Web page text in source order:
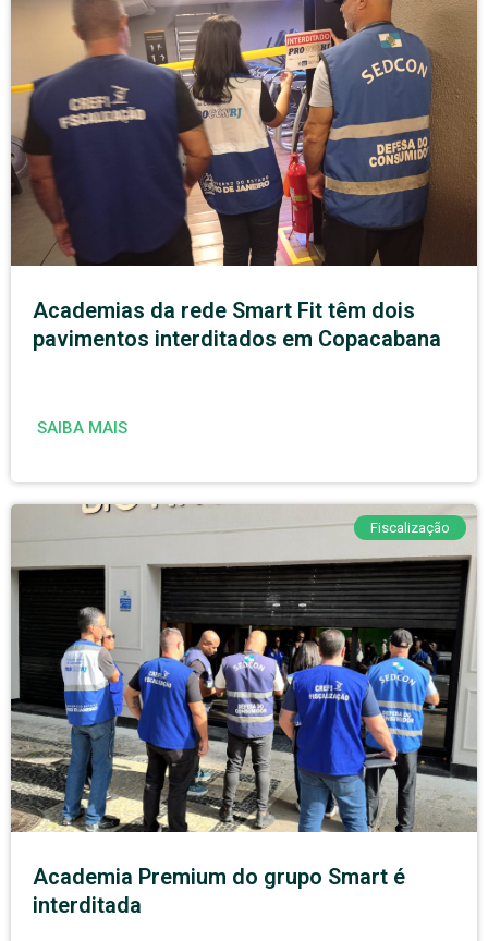
Academias da rede Smart Fit têm dois
pavimentos interditados em Copacabana
SAIBA MAIS
Fiscalização
Academia Premium do grupo Smart é
interditada